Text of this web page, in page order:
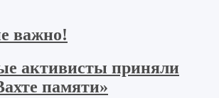
важно!
активисты приняли
памяти»